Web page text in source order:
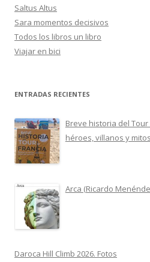
Saltus Altus
Sara momentos decisivos
Todos los libros un libro
Viajar en bici
ENTRADAS RECIENTES
Breve historia del
héroes, villanos y
Arca (Ricardo
Daroca Hill Climb 2026. Fotos